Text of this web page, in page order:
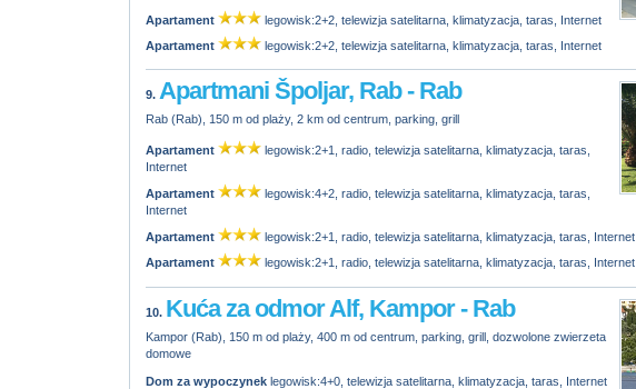
Apartament
legowisk:2+2, telewizja satelitarna, klimatyzacja, taras, Internet
Apartament
legowisk:2+2, telewizja satelitarna, klimatyzacja, taras, Internet
9. Apartmani Špoljar, Rab - Rab
Rab (Rab), 150 m od plaży, 2 km od centrum, parking, grill
Apartament
legowisk:2+1, radio, telewizja satelitarna, klimatyzacja, taras,
Internet
Apartament
legowisk:4+2, radio, telewizja satelitarna, klimatyzacja, taras,
Internet
Apartament
legowisk:2+1, radio, telewizja satelitarna, klimatyzacja, taras, Internet
Apartament
legowisk:2+1, radio, telewizja satelitarna, klimatyzacja, taras, Internet
10. Kuća za odmor Alf, Kampor - Rab
Kampor (Rab), 150 m od plaży, 400 m od centrum, parking, grill, dozwolone zwierzeta
domowe
Dom za wypoczynek legowisk:4+0, telewizja satelitarna, klimatyzacja, taras, Internet